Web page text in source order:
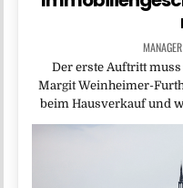
MANAGER
Der erste Auftritt
Margit Weinheimer-
beim Hausverkauf und